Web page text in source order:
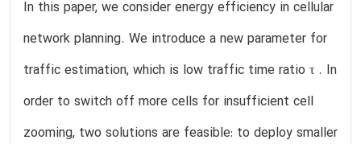
In this paper, we consider energy efficiency in cellular
network planning. We introduce a new parameter for
traffic estimation, which is low traffic time ratio τ . In
order to switch off more cells for insufficient cell
zooming, two solutions are feasible: to deploy smaller